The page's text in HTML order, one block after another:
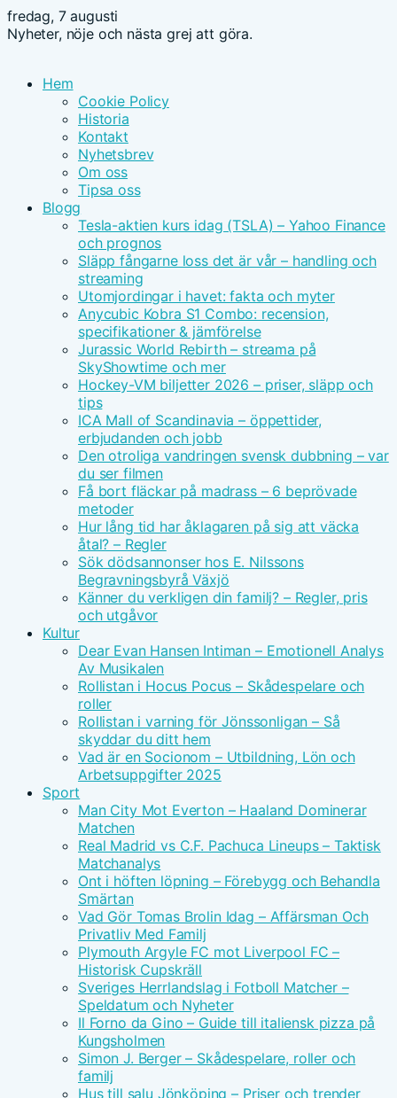
fredag, 7 augusti
Nyheter, nöje och nästa grej att göra.
Hem
Cookie Policy
Historia
Kontakt
Nyhetsbrev
Om oss
Tipsa oss
Blogg
Tesla-aktien kurs idag (TSLA) – Yahoo Finance
och prognos
Släpp fångarne loss det är vår – handling och
streaming
Utomjordingar i havet: fakta och myter
Anycubic Kobra S1 Combo: recension,
specifikationer & jämförelse
Jurassic World Rebirth – streama på
SkyShowtime och mer
Hockey-VM biljetter 2026 – priser, släpp och
tips
ICA Mall of Scandinavia – öppettider,
erbjudanden och jobb
Den otroliga vandringen svensk dubbning – var
du ser filmen
Få bort fläckar på madrass – 6 beprövade
metoder
Hur lång tid har åklagaren på sig att väcka
åtal? – Regler
Sök dödsannonser hos E. Nilssons
Begravningsbyrå Växjö
Känner du verkligen din familj? – Regler, pris
och utgåvor
Kultur
Dear Evan Hansen Intiman – Emotionell Analys
Av Musikalen
Rollistan i Hocus Pocus – Skådespelare och
roller
Rollistan i varning för Jönssonligan – Så
skyddar du ditt hem
Vad är en Socionom – Utbildning, Lön och
Arbetsuppgifter 2025
Sport
Man City Mot Everton – Haaland Dominerar
Matchen
Real Madrid vs C.F. Pachuca Lineups – Taktisk
Matchanalys
Ont i höften löpning – Förebygg och Behandla
Smärtan
Vad Gör Tomas Brolin Idag – Affärsman Och
Privatliv Med Familj
Plymouth Argyle FC mot Liverpool FC –
Historisk Cupskräll
Sveriges Herrlandslag i Fotboll Matcher –
Speldatum och Nyheter
Il Forno da Gino – Guide till italiensk pizza på
Kungsholmen
Simon J. Berger – Skådespelare, roller och
familj
Hus till salu Jönköping – Priser och trender